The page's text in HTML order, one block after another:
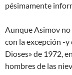
pésimamente
Aunque Asimov
con la excepción -
Dioses» de 1972,
hombres de las